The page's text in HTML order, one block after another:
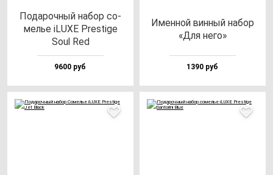
Пода­роч­ный на­бор со­
мелье iLUXE Pres­ti­ge
Soul Red
9600 руб
Имен­ной вин­ный на­бор
«Для не­го»
1390 руб